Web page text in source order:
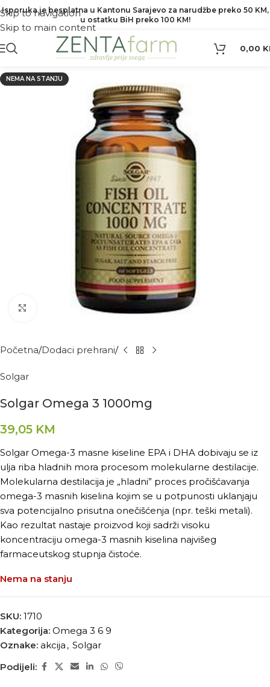
Skip to navigation
Skip to main content
Isporuka je besplatna u Kantonu Sarajevo za narudžbe preko 50 KM,
u ostatku BiH preko 100 KM!
0,00
NEMA NA STANJU
Kliknite za povećanje
Početna Dodaci prehrani
Solgar
Solgar Omega 3 1000mg
39,05 KM
Solgar Omega-3 masne kiseline EPA i DHA dobivaju se iz
ulja riba hladnih mora procesom molekularne destilacije.
Molekularna destilacija je „hladni” proces pročišćavanja
omega-3 masnih kiselina kojim se u potpunosti uklanjaju
sva potencijalno prisutna onečišćenja (npr. teški metali).
Kao rezultat nastaje proizvod koji sadrži visoku
koncentraciju omega-3 masnih kiselina najvišeg
farmaceutskog stupnja čistoće.
Nema na stanju
SKU: 1710
Kategorija: Omega 3 6 9
Oznake: akcija , Solgar
Podijeli: